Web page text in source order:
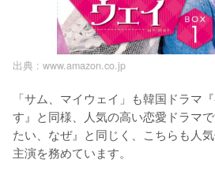
出典 : www.amazon.co.jp
「サム、マイウェイ」も韓国ドラマ
す』と同様、人気の高い恋愛ドラマ
たい、なぜ』と同じく、こちらも人
主演を務めています。